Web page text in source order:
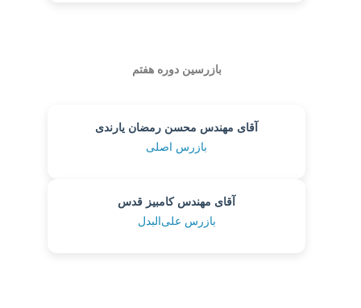
بازرسین دوره هفتم
آقای مهندس محسن رمضان یارندی
بازرس اصلی
آقای مهندس کامبیز قدس
بازرس علی‌البدل